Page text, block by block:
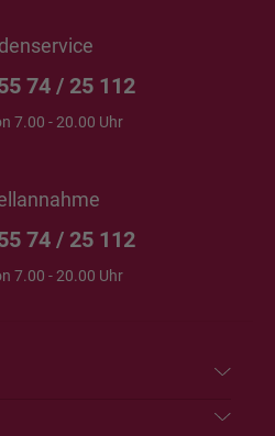
74 / 25 112
7.00 - 20.00 Uhr
74 / 25 112
7.00 - 20.00 Uhr